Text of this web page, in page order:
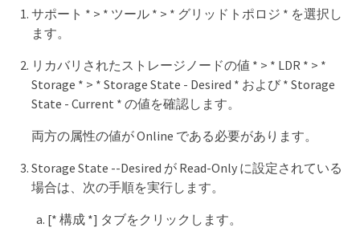
サポート * > * ツール * > * グリッドトポロジ * を選択し
ます。
リカバリされたストレージノードの値 * > * LDR * > *
Storage * > * Storage State - Desired * および * Storage
State - Current * の値を確認します。
両方の属性の値が Online である必要があります。
Storage State --Desired が Read-Only に設定されている
場合は、次の手順を実行します。
[* 構成 *] タブをクリックします。